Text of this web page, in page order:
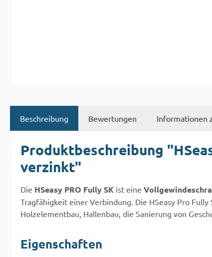
Beschreibung Bewertungen Informationen
Produktbeschreibung
verzinkt"
Die HSeasy PRO Fully SK ist eine
Tragfähigkeit einer Verbindung. Die HSeasy Pro
Holzelementbau, Hallenbau, die Sanierung von
Eigenschaften